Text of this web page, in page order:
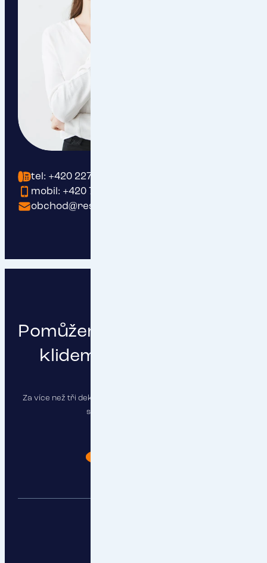
tel: +420 227 200 191
mobil: +420 737 203 409
obchod@respect.cz
Pomůžeme vám podnikat s
klidem a čistou hlavou
Za více než tři dekády jsme pojistili stovky firem a najdeme
správné řešení i pro vás.